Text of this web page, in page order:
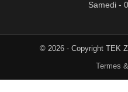
Samedi -
© 2026 - Copyright TEK
Termes